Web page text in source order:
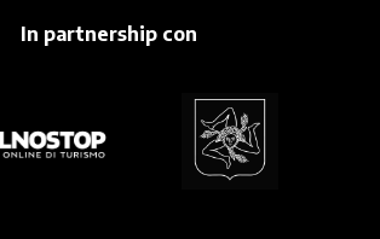
In partnership con